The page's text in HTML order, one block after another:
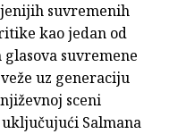
suvremenih
kao jedan od
suvremene
uz generaciju
sceni
Salmana